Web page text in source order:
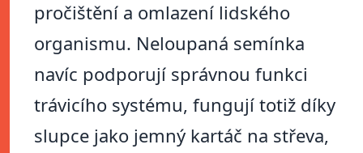
pročištění a omlazení lidského
organismu. Neloupaná semínka
navíc podporují správnou funkci
trávicího systému, fungují totiž díky
slupce jako jemný kartáč na střeva,